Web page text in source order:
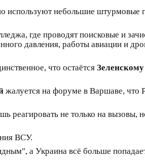
небольшие штурмовые
где проводят поисковые и
давления, работы авиации и
что остаётся Зеленскому
жалуется на форуме в Варшаве, что
реагировать не только на
ВСУ.
а Украина всё больше